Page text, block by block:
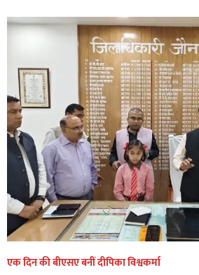
एकदिनकीबीएसएबनींदीपिकाविश्वकर्मा